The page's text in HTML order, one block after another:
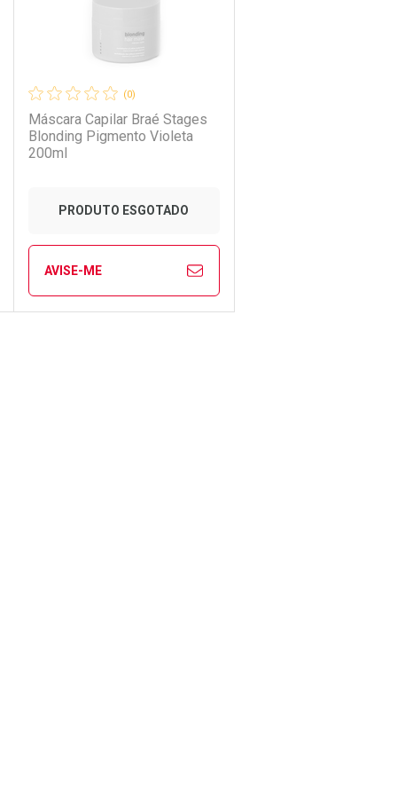
Ativar Desconto
Comprar sem Desconto
Comprar sem Desconto
(0)
Máscara Capilar Braé Stages
Blonding Pigmento Violeta
200ml
PRODUTO ESGOTADO
AVISE-ME